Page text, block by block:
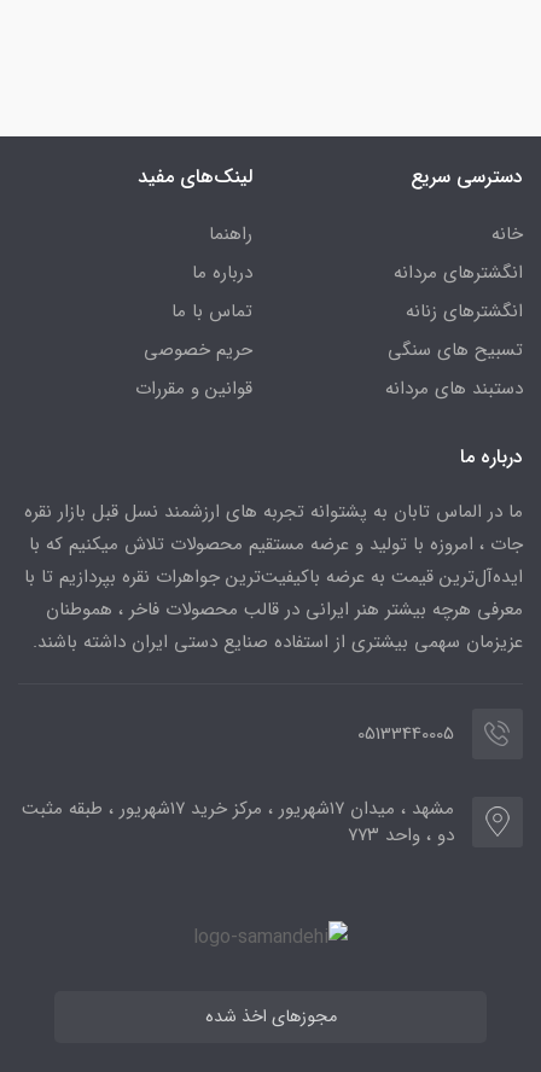
دسترسی سریع
خانه
انگشترهای مردانه
انگشترهای زنانه
تسبیح های سنگی
دستبند های مردانه
لینک‌های مفید
راهنما
درباره ما
تماس با ما
حریم خصوصی
قوانین و مقررات
درباره ما
ما در الماس تابان به پشتوانه تجربه های ارزشمند نسل قبل بازار نقره
جات ، امروزه با تولید و عرضه مستقیم محصولات تلاش میکنیم که با
ایده‌آل‌ترین قیمت به عرضه باکیفیت‌ترین جواهرات نقره بپردازیم تا با
معرفی هرچه بیشتر هنر ایرانی در قالب محصولات فاخر ، هموطنان
عزیزمان سهمی بیشتری از استفاده صنایع دستی ایران داشته باشند.
05133440005
مشهد ، میدان ۱۷شهریور ، مرکز خرید ۱۷شهریور ، طبقه مثبت
دو ، واحد ۷۷۳
مجوزهای اخذ شده